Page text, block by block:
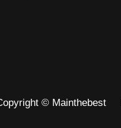
© Mainthebest